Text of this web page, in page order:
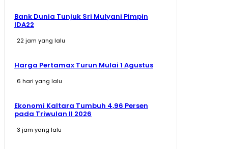
Bank Dunia Tunjuk Sri Mulyani Pimpin
IDA22
22 jam yang lalu
Harga Pertamax Turun Mulai 1 Agustus
6 hari yang lalu
Ekonomi Kaltara Tumbuh 4,96 Persen
pada Triwulan II 2026
3 jam yang lalu